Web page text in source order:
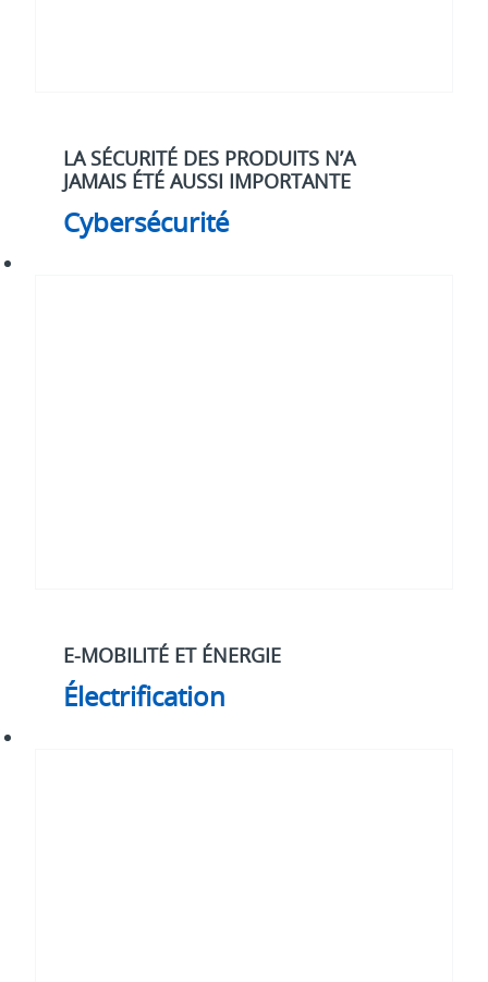
LA SÉCURITÉ DES PRODUITS N’A
JAMAIS ÉTÉ AUSSI IMPORTANTE
Cybersécurité
E-MOBILITÉ ET ÉNERGIE
Électrification